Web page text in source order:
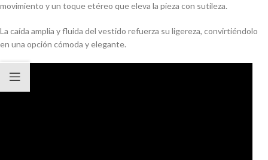
movimiento y un toque etéreo que eleva la pieza con sutileza.
La caída amplia y fluida del vestido refuerza su ligereza, convirtiéndolo
en una opción cómoda y elegante.